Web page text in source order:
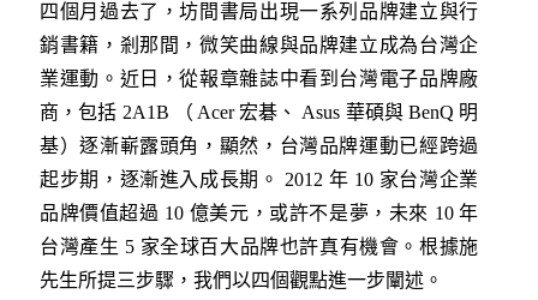
四個月過去了，坊間書局出現一系列品牌建立與行
銷書籍，剎那間，微笑曲線與品牌建立成為台灣企
業運動。近日，從報章雜誌中看到台灣電子品牌廠
商，包括 2A1B （ Acer 宏碁、 Asus 華碩與 BenQ 明
基）逐漸嶄露頭角，顯然，台灣品牌運動已經跨過
起步期，逐漸進入成長期。 2012 年 10 家台灣企業
品牌價值超過 10 億美元，或許不是夢，未來 10 年
台灣產生 5 家全球百大品牌也許真有機會。根據施
先生所提三步驟，我們以四個觀點進一步闡述。